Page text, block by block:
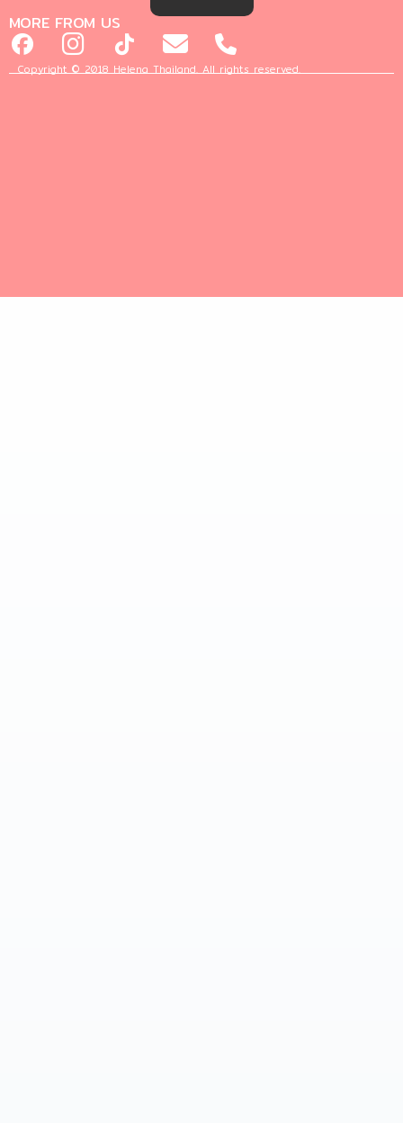
MORE FROM US
Copyright © 2018 Helena Thailand. All rights reserved.